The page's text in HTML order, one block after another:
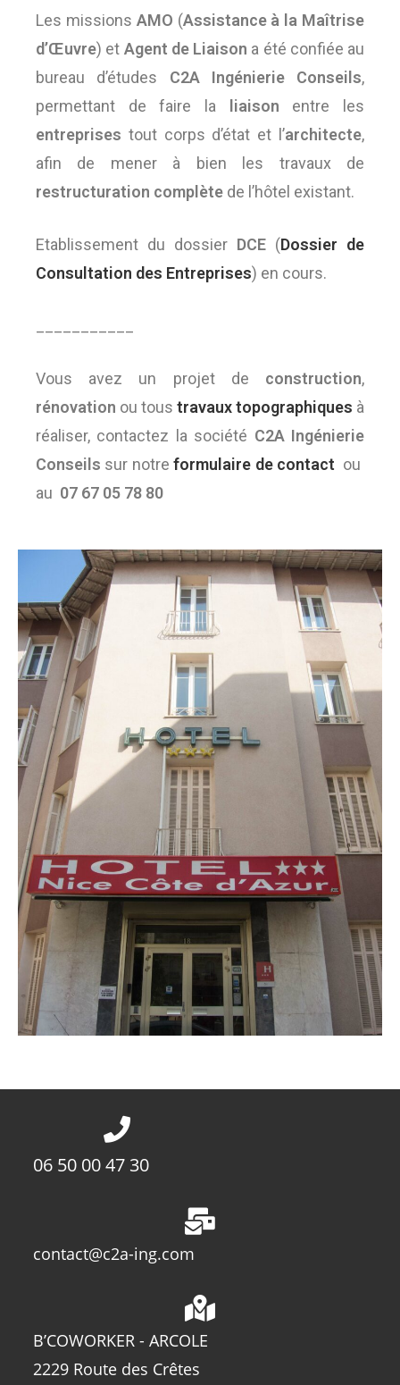
Les missions AMO (Assistance à la Maîtrise
d’Œuvre) et Agent de Liaison a été confiée au
bureau d’études C2A Ingénierie Conseils,
permettant de faire la
liaison entre les
entreprises tout corps d’état et l’architecte,
afin de mener à bien les travaux de
restructuration complète de l’hôtel existant.
Etablissement du dossier DCE (Dossier de
Consultation des Entreprises) en cours.
Vous avez un projet de construction,
rénovation ou tous travaux topographiques à
réaliser, contactez la société C2A Ingénierie
Conseils sur notreformulaire de contact ou
au 07 67 05 78 80
06 50 00 47 30
contact@c2a-ing.com
B’COWORKER - ARCOLE
2229 Route des Crêtes